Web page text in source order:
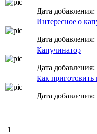
Дата
Интересное о
Дата
Капучинатор
Дата
Как приготовить
Дата
1